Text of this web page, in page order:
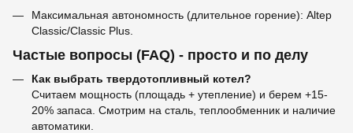
Максимальная автономность (длительное горение): Altep
Classic/Classic Plus.
Частые вопросы (FAQ) - просто и по делу
Как выбрать твердотопливный котел?
Считаем мощность (площадь + утепление) и берем +15-
20% запаса. Смотрим на сталь, теплообменник и наличие
автоматики.